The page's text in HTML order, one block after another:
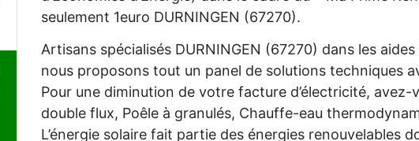
seulement 1euro DURNINGEN (67270).
Artisans spécialisés DURNINGEN (67270) dans les
nous proposons tout un panel de solutions techniques
Pour une diminution de votre facture d’électricité,
double flux, Poêle à granulés, Chauffe-eau
L’énergie solaire fait partie des énergies renouvelables